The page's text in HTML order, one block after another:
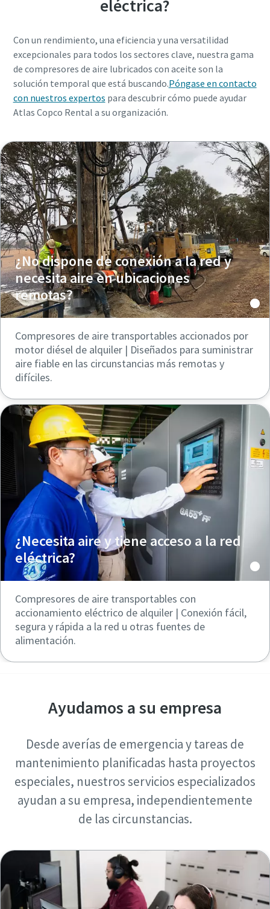
eléctrica?
Con un rendimiento, una eficiencia y una versatilidad
excepcionales para todos los sectores clave, nuestra gama
de compresores de aire lubricados con aceite son la
solución temporal que está buscando.Póngase en contacto
con nuestros expertos para descubrir cómo puede ayudar
Atlas Copco Rental a su organización.
¿No dispone de conexión a la red y
necesita aire en ubicaciones
remotas?
Compresores de aire transportables accionados por
motor diésel de alquiler | Diseñados para suministrar
aire fiable en las circunstancias más remotas y
difíciles.
¿Necesita aire y tiene acceso a la red
eléctrica?
Compresores de aire transportables con
accionamiento eléctrico de alquiler | Conexión fácil,
segura y rápida a la red u otras fuentes de
alimentación.
Ayudamos a su empresa
Desde averías de emergencia y tareas de
mantenimiento planificadas hasta proyectos
especiales, nuestros servicios especializados
ayudan a su empresa, independientemente
de las circunstancias.